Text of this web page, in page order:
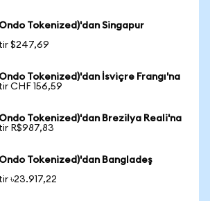
Tokenized)'dan Singapur
$247,69
Tokenized)'dan İsviçre Frangı'na
CHF 156,59
Tokenized)'dan Brezilya Reali'na
R$987,83
Tokenized)'dan Bangladeş
৳23.917,22